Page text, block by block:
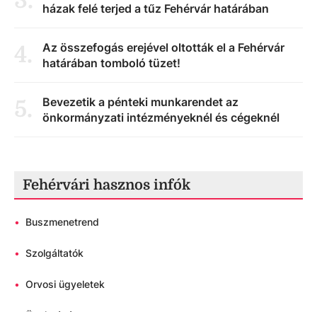
házak felé terjed a tűz Fehérvár határában
4.
Az összefogás erejével oltották el a Fehérvár
határában tomboló tüzet!
5.
Bevezetik a pénteki munkarendet az
önkormányzati intézményeknél és cégeknél
Fehérvári hasznos infók
• Buszmenetrend
• Szolgáltatók
• Orvosi ügyeletek